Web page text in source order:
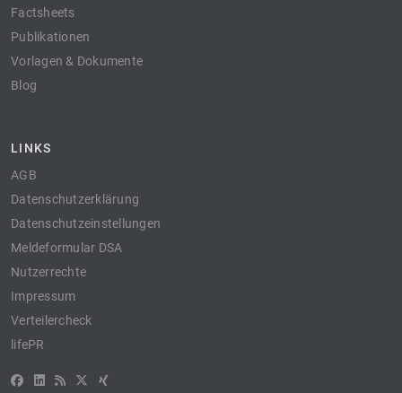
Factsheets
Publikationen
Vorlagen & Dokumente
Blog
LINKS
AGB
Datenschutzerklärung
Datenschutzeinstellungen
Meldeformular DSA
Nutzerrechte
Impressum
Verteilercheck
lifePR